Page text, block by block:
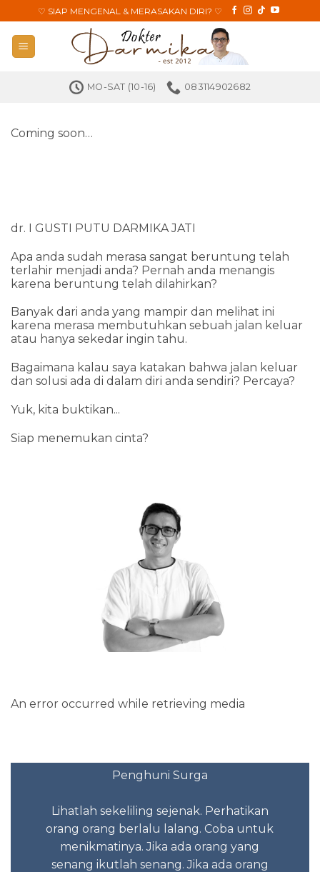
to
content
♡ SIAP MENGENAL & MERASAKAN DIRI? ♡
MO-SAT (10-16) 083114902682
Coming soon…
dr. I GUSTI PUTU DARMIKA JATI
Apa anda sudah merasa sangat beruntung telah
terlahir menjadi anda? Pernah anda menangis
karena beruntung telah dilahirkan?
Banyak dari anda yang mampir dan melihat ini
karena merasa membutuhkan sebuah jalan keluar
atau hanya sekedar ingin tahu.
Bagaimana kalau saya katakan bahwa jalan keluar
dan solusi ada di dalam diri anda sendiri? Percaya?
Yuk, kita buktikan...
Siap menemukan cinta?
An error occurred while retrieving media
Penghuni Surga
Lihatlah sekeliling sejenak. Perhatikan
orang orang berlalu lalang. Coba untuk
menikmatinya. Jika ada orang yang
senang ikutlah senang. Jika ada orang